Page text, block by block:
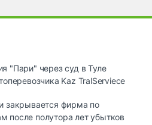
"Пари" через суд в Туле
Kaz TralServiece
закрывается фирма по
после полутора лет убытков